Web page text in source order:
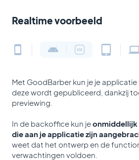
Realtime voorbeeld
Met GoodBarber kun je je
deze wordt gepubliceerd, dankzij
previewing.
In de backoffice kun jeonmiddellijk
die aan je applicatie zijn
weet dat het ontwerp en de
verwachtingen voldoen.